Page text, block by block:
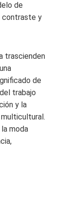
de
contraste y
trascienden
de
trabajo
y la
moda